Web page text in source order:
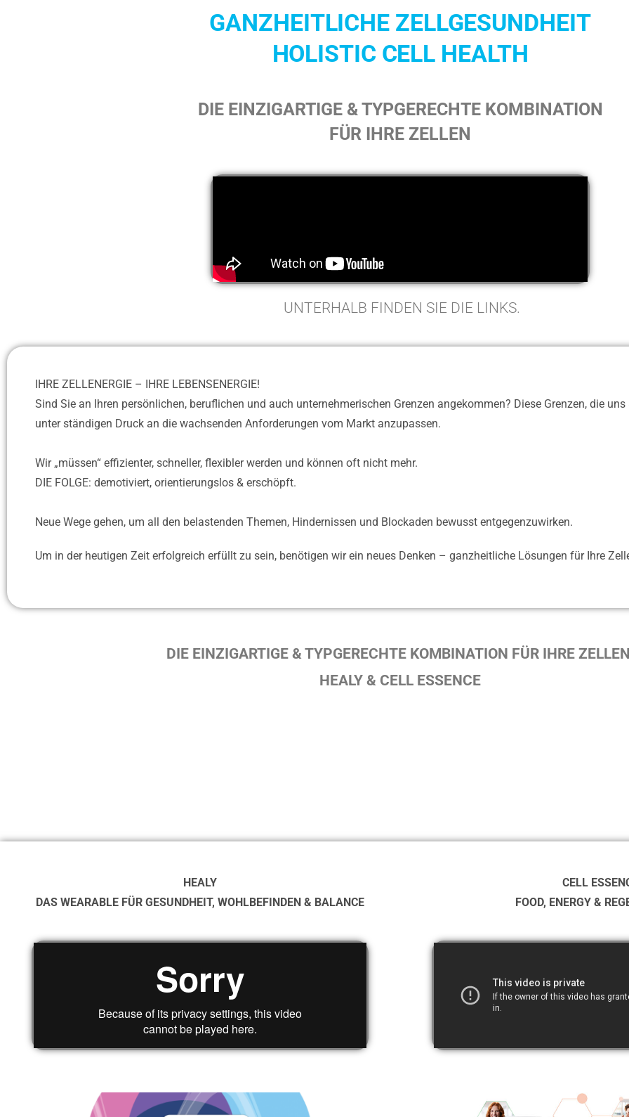
GANZHEITLICHE ZELLGESUNDHEIT
HOLISTIC CELL HEALTH
DIE EINZIGARTIGE & TYPGERECHTE KOMBINATION
FÜR IHRE ZELLEN
UNTERHALB FINDEN SIE DIE LINKS.
IHRE ZELLENERGIE – IHRE LEBENSENERGIE!
Sind Sie an Ihren persönlichen, beruflichen und auch unternehmerischen Grenzen angekommen? Diese Grenzen, die
unter ständigen Druck an die wachsenden Anforderungen vom Markt anzupassen.
Wir „müssen“ effizienter, schneller, flexibler werden und können oft nicht mehr.
DIE FOLGE: demotiviert, orientierungslos & erschöpft.
Neue Wege gehen, um all den belastenden Themen, Hindernissen und Blockaden bewusst entgegenzuwirken.
Um in der heutigen Zeit erfolgreich erfüllt zu sein, benötigen wir ein neues Denken – ganzheitliche Lösungen für Ihre
DIE EINZIGARTIGE & TYPGERECHTE KOMBINATION FÜR IHRE
HEALY & CELL ESSENCE
HEALY
DAS WEARABLE FÜR GESUNDHEIT, WOHLBEFINDEN & BALANCE
CELL
FOOD, ENERGY &